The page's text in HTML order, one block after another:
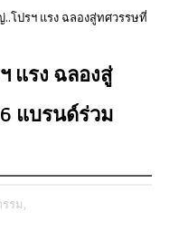
..โปรฯ แรง ฉลองสู่ทศวรรษที่
แรง ฉลองสู่
แบรนด์ร่วม
รม,